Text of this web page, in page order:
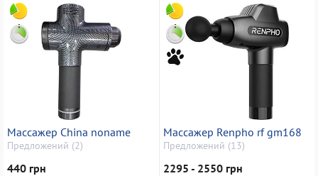
Массажер China noname
Предложений (2)
440 грн
Массажер Renpho rf gm168
Предложений (13)
2295 - 2550 грн